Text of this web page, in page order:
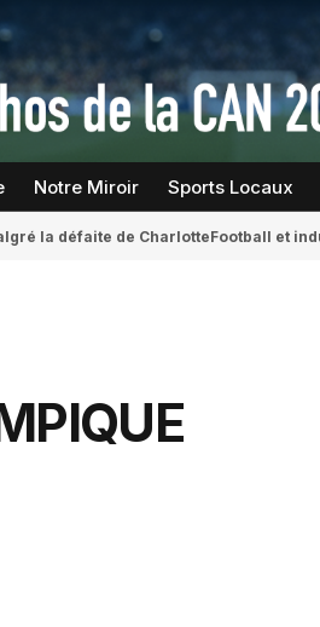
Notre Miroir Sports Locaux
la défaite de CharlotteFootball et